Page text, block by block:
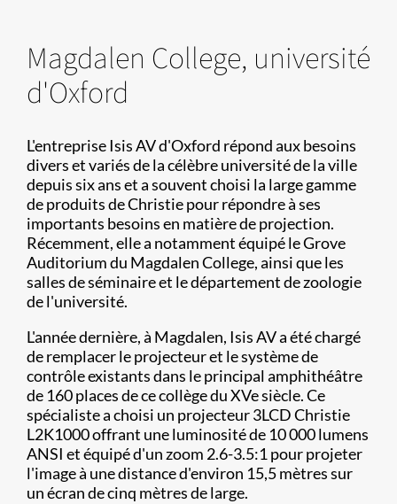
Magdalen College, université
d'Oxford
L'entreprise Isis AV d'Oxford répond aux besoins
divers et variés de la célèbre université de la ville
depuis six ans et a souvent choisi la large gamme
de produits de Christie pour répondre à ses
importants besoins en matière de projection.
Récemment, elle a notamment équipé le Grove
Auditorium du Magdalen College, ainsi que les
salles de séminaire et le département de zoologie
de l'université.
L'année dernière, à Magdalen, Isis AV a été chargé
de remplacer le projecteur et le système de
contrôle existants dans le principal amphithéâtre
de 160 places de ce collège du XVe siècle. Ce
spécialiste a choisi un projecteur 3LCD Christie
L2K1000 offrant une luminosité de 10 000 lumens
ANSI et équipé d'un zoom 2.6-3.5:1 pour projeter
l'image à une distance d'environ 15,5 mètres sur
un écran de cinq mètres de large.